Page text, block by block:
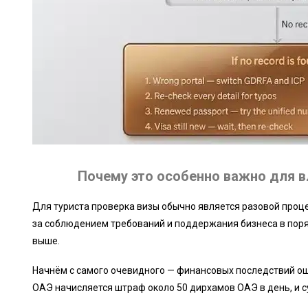
Почему это особенно важно для
Для туриста проверка визы обычно является разовой
за соблюдением требований и поддержания бизнеса в
выше.
Начнём с самого очевидного — финансовых последствий
ОАЭ начисляется штраф около 50 дирхамов ОАЭ в день, и